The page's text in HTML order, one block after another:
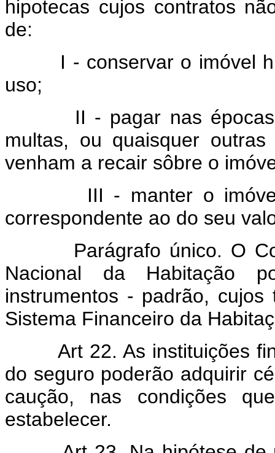
hipotecas cujos contratos
de:
I - conservar o imóvel
uso;
II - pagar nas épocas
multas, ou quaisquer
venham a recair sôbre o
III - manter o imóvel
correspondente ao do seu
Parágrafo único. O
Nacional da Habitação
instrumentos - padrão,
Sistema Financeiro da
Art 22. As instituições
do seguro poderão adquirir
caução, nas condições
estabelecer.